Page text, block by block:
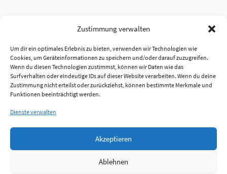
Zustimmung verwalten
Um dir ein optimales Erlebnis zu bieten, verwenden wir Technologien wie
Cookies, um Geräteinformationen zu speichern und/oder darauf zuzugreifen.
Wenn du diesen Technologien zustimmst, können wir Daten wie das
Surfverhalten oder eindeutige IDs auf dieser Website verarbeiten. Wenn du deine
Zustimmung nicht erteilst oder zurückziehst, können bestimmte Merkmale und
Funktionen beeinträchtigt werden.
Dienste verwalten
Akzeptieren
Ablehnen